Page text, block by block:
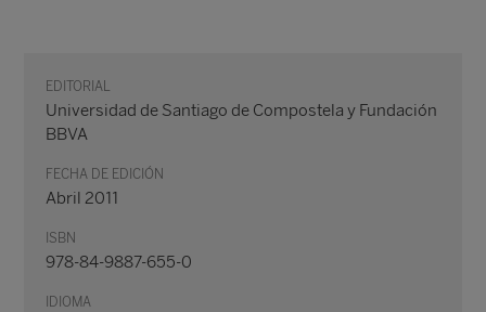
EDITORIAL
Universidad de Santiago de Compostela y Fundación
BBVA
FECHA DE EDICIÓN
Abril 2011
ISBN
978-84-9887-655-0
IDIOMA